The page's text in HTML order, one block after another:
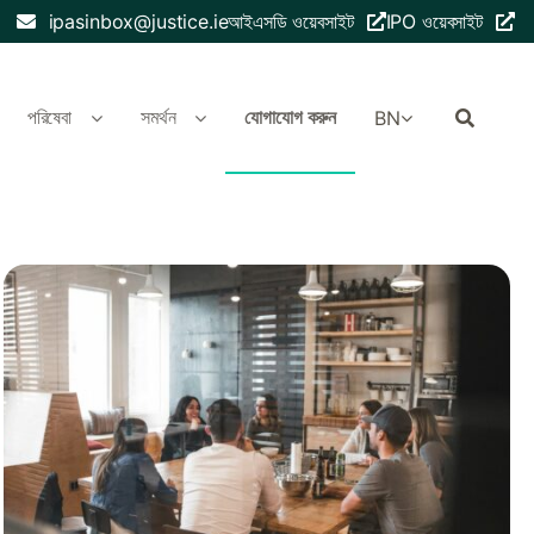
ipasinbox@justice.ieআইএসডি ওয়েবসাইট IPO ওয়েবসাইট
পরিষেবা সমর্থন যোগাযোগ করুন BN